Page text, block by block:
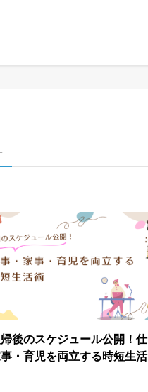
後のスケジュール公開！仕
・育児を両立する時短生活